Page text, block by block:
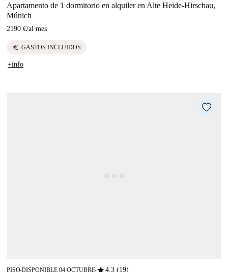
Apartamento de 1 dormitorio en alquiler en Alte Heide-Hirschau,
Múnich
2190 €/al mes
euro GASTOS INCLUIDOS
+info
PISO■DISPONIBLE 04 OCTUBRE■ 4.3 (19)